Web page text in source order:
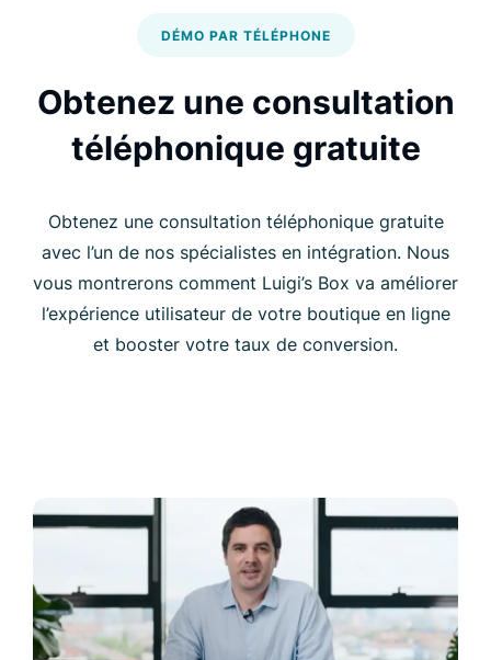
DÉMO PAR TÉLÉPHONE
Obtenez une consultation
téléphonique gratuite
Obtenez une consultation téléphonique gratuite
avec l’un de nos spécialistes en intégration. Nous
vous montrerons comment Luigi’s Box va améliorer
l’expérience utilisateur de votre boutique en ligne
et booster votre taux de conversion.